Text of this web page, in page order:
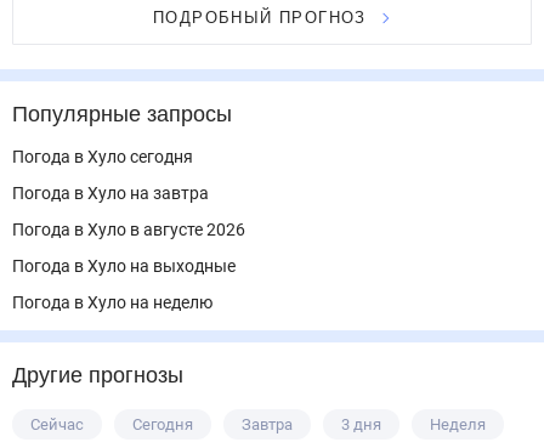
ПОДРОБНЫЙ ПРОГНОЗ
Популярные запросы
Погода в Хуло сегодня
Погода в Хуло на завтра
Погода в Хуло в августе 2026
Погода в Хуло на выходные
Погода в Хуло на неделю
Другие прогнозы
Сейчас Сегодня Завтра 3 дня Неделя